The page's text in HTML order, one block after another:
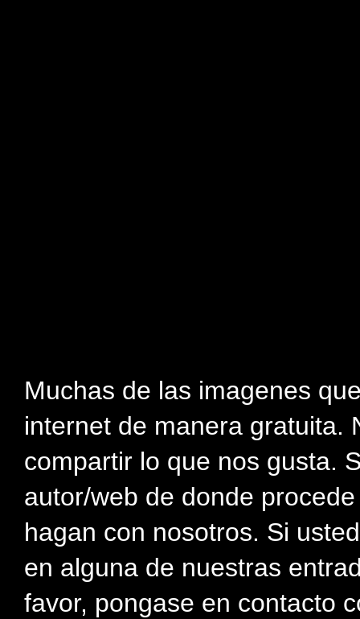
Muchas de las imagenes
internet de manera gratuita.
compartir lo que nos gusta.
autor/web de donde
hagan con nosotros. Si
en alguna de nuestras
favor, pongase en contacto